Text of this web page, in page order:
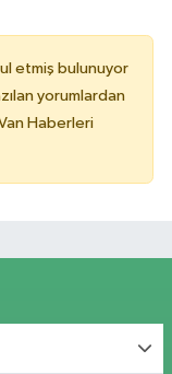
etmiş bulunuyor
yorumlardan
Haberleri